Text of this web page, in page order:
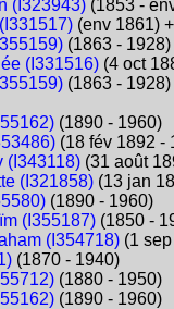
(I323943)(1853 -
(env 1861) +
(1863 - 1928)
(I331516)(4 oct
(1863 - 1928)
(1890 - 1960)
(18 fév 1892 -
(I343118)(31 août
(I321858)(13 jan
(1890 - 1960)
(I355187)(1850 -
(I354718)(1 sep
(1870 - 1940)
(1880 - 1950)
(1890 - 1960)